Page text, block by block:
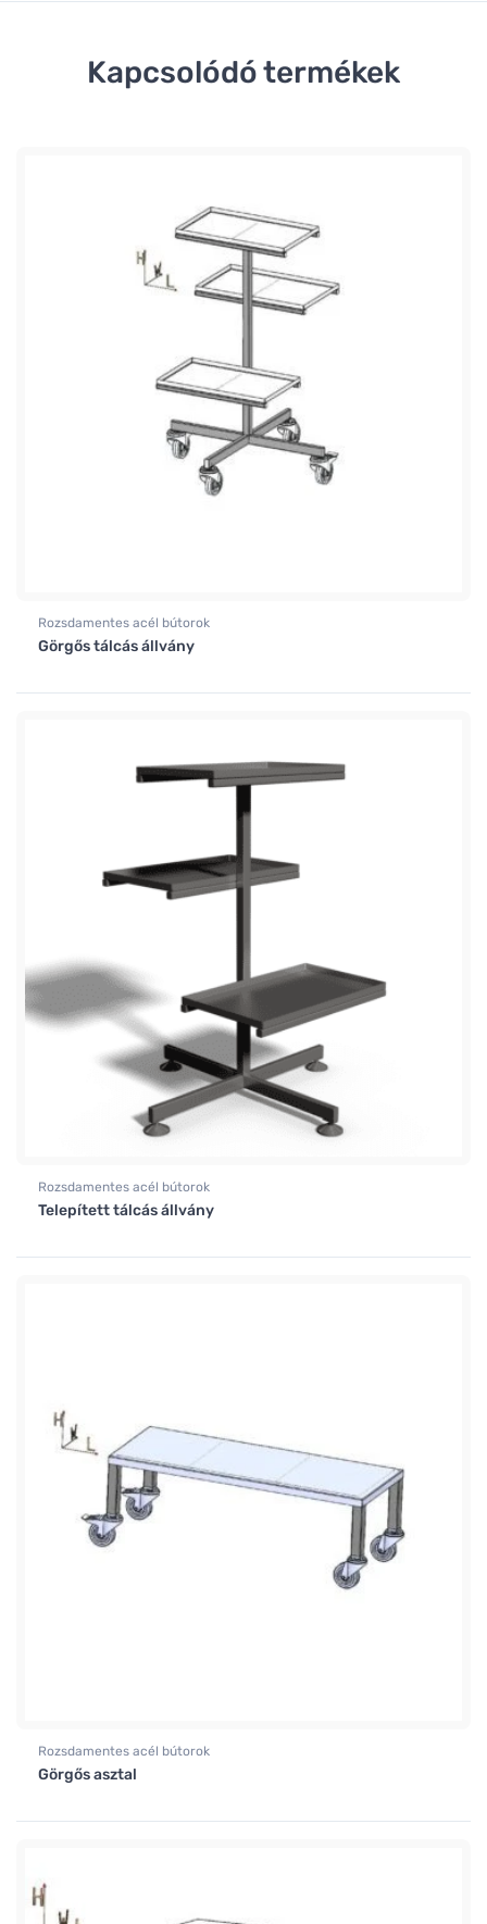
Kapcsolódó termékek
Rozsdamentes acél bútorok
Görgős tálcás állvány
Rozsdamentes acél bútorok
Telepített tálcás állvány
Rozsdamentes acél bútorok
Görgős asztal